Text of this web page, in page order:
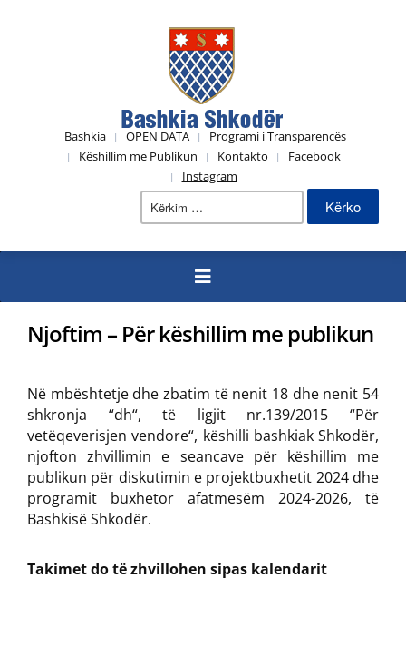
Bashkia OPEN DATA
Programi i Transparencës
Këshillim me Publikun
Kontakto
Facebook
Instagram
Kërko
Njoftim – Për këshillim me publikun
Në mbështetje dhe zbatim të nenit 18 dhe nenit 54
shkronja “dh“, të ligjit nr.139/2015 “Për
vetëqeverisjen vendore“, këshilli bashkiak Shkodër,
njofton zhvillimin e seancave për këshillim me
publikun për diskutimin e projektbuxhetit 2024 dhe
programit buxhetor afatmesëm 2024-2026, të
Bashkisë Shkodër.
Takimet do të zhvillohen sipas kalendarit